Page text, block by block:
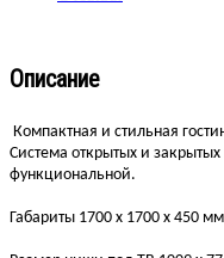
Описание
Компактная и стильная
Система открытых и
функциональной.
Габариты 1700 х 1700 х 450